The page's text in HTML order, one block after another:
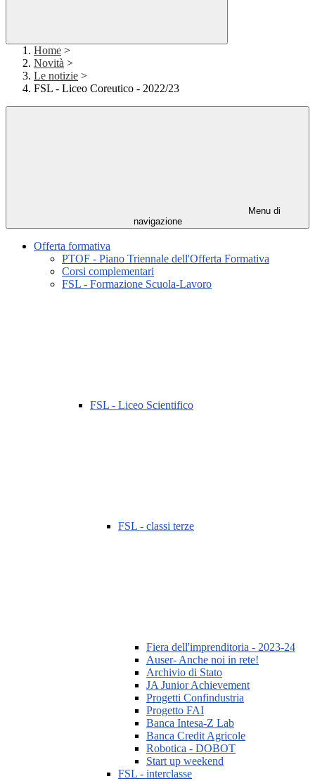
Home >
Novità >
Le notizie >
FSL - Liceo Coreutico - 2022/23
Menu di
navigazione
Offerta formativa
PTOF - Piano Triennale dell'Offerta Formativa
Corsi complementari
FSL - Formazione Scuola-Lavoro
FSL - Liceo Scientifico
FSL - classi terze
Fiera dell'imprenditoria - 2023-24
Auser- Anche noi in rete!
Archivio di Stato
JA Junior Achievement
Progetti Confindustria
Progetto FAI
Banca Intesa-Z Lab
Banca Credit Agricole
Robotica - DOBOT
Start up weekend
FSL - interclasse